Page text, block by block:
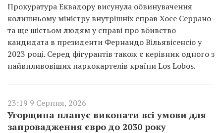
Прокуратура Еквадору висунула обвинувачення
колишньому міністру внутрішніх справ Хосе Серрано
та ще шістьом людям у справі про вбивство
кандидата в президенти Фернандо Вільявісенсіо у
2023 році. Серед фігурантів також є керівник одного з
найвпливовіших наркокартелів країни Los Lobos.
23:19 9 Серпня, 2026
Угорщина планує виконати всі умови для
запровадження євро до 2030 року